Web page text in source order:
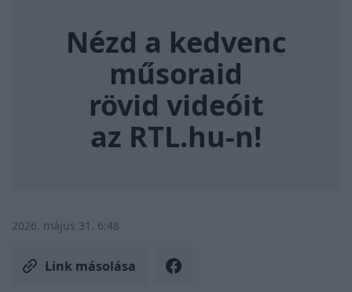
Nézd a kedvenc
műsoraid
rövid videóit
az RTL.hu-n!
2026. május 31. 6:48
Link másolása